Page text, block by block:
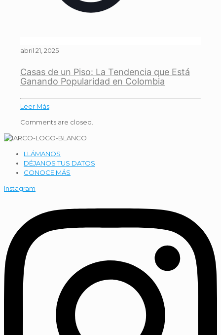
abril 21, 2025
Casas de un Piso: La Tendencia que Está
Ganando Popularidad en Colombia
Leer Más
Comments are closed.
LLÁMANOS
DÉJANOS TUS DATOS
CONOCE MÁS
Instagram